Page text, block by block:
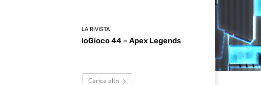
LA RIVISTA
ioGioco 44 – Apex Legends
Carica altri